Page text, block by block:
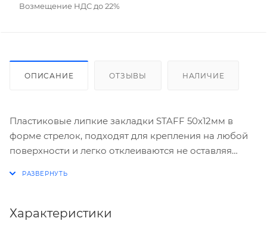
Возмещение НДС до 22%
ОПИСАНИЕ ОТЗЫВЫ НАЛИЧИЕ
Пластиковые липкие закладки STAFF 50х12мм в
форме стрелок, подходят для крепления на любой
поверхности и легко отклеиваются не оставляя
22Н/м. Упаковка: картонная книжка и
Характеристики